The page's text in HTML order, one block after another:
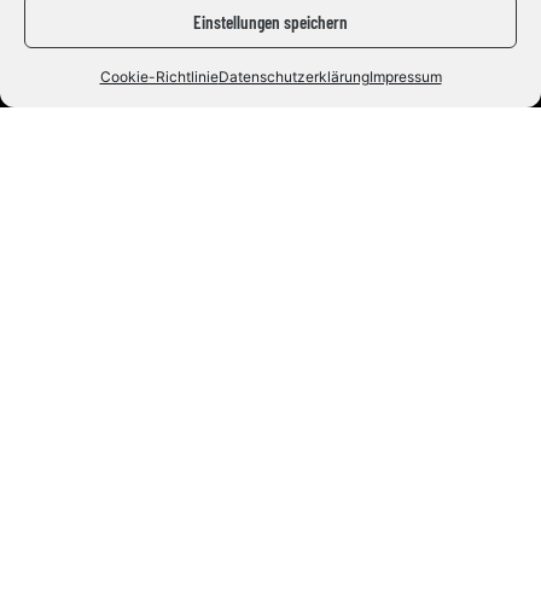
Einstellungen speichern
Cookie-RichtlinieDatenschutzerklärungImpressum